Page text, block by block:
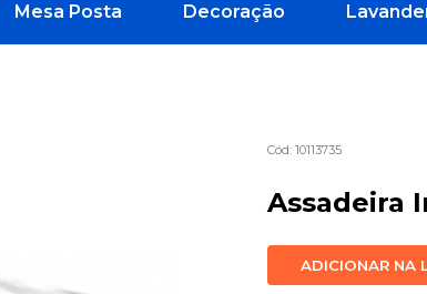
Mesa Posta Decoração
10113735
Assadeira
ADICIONAR NA